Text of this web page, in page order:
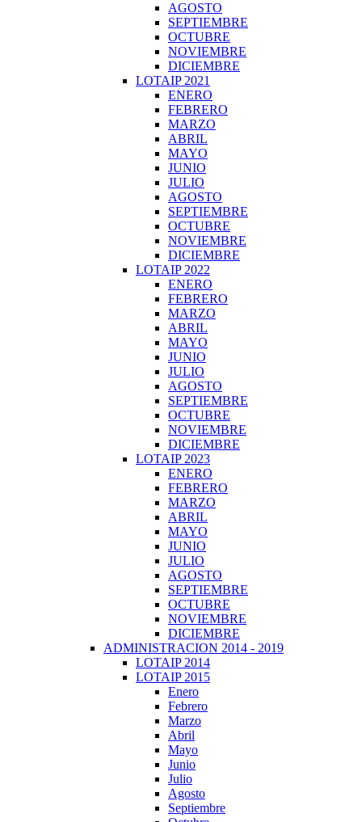
AGOSTO
SEPTIEMBRE
OCTUBRE
NOVIEMBRE
DICIEMBRE
LOTAIP 2021
ENERO
FEBRERO
MARZO
ABRIL
MAYO
JUNIO
JULIO
AGOSTO
SEPTIEMBRE
OCTUBRE
NOVIEMBRE
DICIEMBRE
LOTAIP 2022
ENERO
FEBRERO
MARZO
ABRIL
MAYO
JUNIO
JULIO
AGOSTO
SEPTIEMBRE
OCTUBRE
NOVIEMBRE
DICIEMBRE
LOTAIP 2023
ENERO
FEBRERO
MARZO
ABRIL
MAYO
JUNIO
JULIO
AGOSTO
SEPTIEMBRE
OCTUBRE
NOVIEMBRE
DICIEMBRE
ADMINISTRACION 2014 - 2019
LOTAIP 2014
LOTAIP 2015
Enero
Febrero
Marzo
Abril
Mayo
Junio
Julio
Agosto
Septiembre